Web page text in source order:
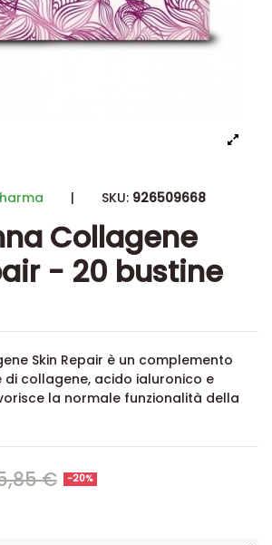
| SKU: 926509668
Collagene
- 20 bustine
Skin Repair è un complemento
collagene, acido ialuronico e
la normale funzionalità della
€ -20%